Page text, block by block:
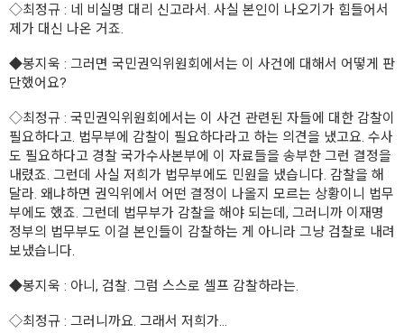
◇최정규 : 네 비실명 대리 신고라서. 사실 본인이 나오기가 힘들어서
제가 대신 나온 거죠.
◆봉지욱 : 그러면 국민권익위원회에서는 이 사건에 대해서 어떻게 판
단했어요?
◇최정규 : 국민권익위원회에서는 이 사건 관련된 자들에 대한 감찰이
필요하다고. 법무부에 감찰이 필요하다라고 하는 의견을 냈고요. 수사
도 필요하다고 경찰 국가수사본부에 이 자료들을 송부한 그런 결정을
내렸죠. 그런데 사실 저희가 법무부에도 민원을 냈습니다. 감찰을 해
달라. 왜냐하면 권익위에서 어떤 결정이 나올지 모르는 상황이니 법무
부에도 했죠. 그런데 법무부가 감찰을 해야 되는데, 그러니까 이재명
정부의 법무부도 이걸 본인들이 감찰하는 게 아니라 그냥 검찰로 내려
보냈습니다.
◆봉지욱 : 아니, 검찰. 그럼 스스로 셀프 감찰하라는.
◇최정규 : 그러니까요. 그래서 저희가...